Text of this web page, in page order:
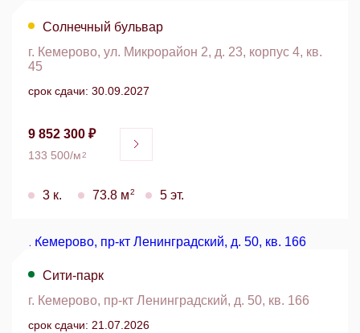
Солнечный бульвар
г. Кемерово, ул. Микрорайон 2, д. 23, корпус 4, кв.
45
срок сдачи: 30.09.2027
9 852 300 ₽
133 500/м2
3 к. 73.8 м2 5 эт.
Сити-парк
г. Кемерово, пр-кт Ленинградский, д. 50, кв. 166
срок сдачи: 21.07.2026